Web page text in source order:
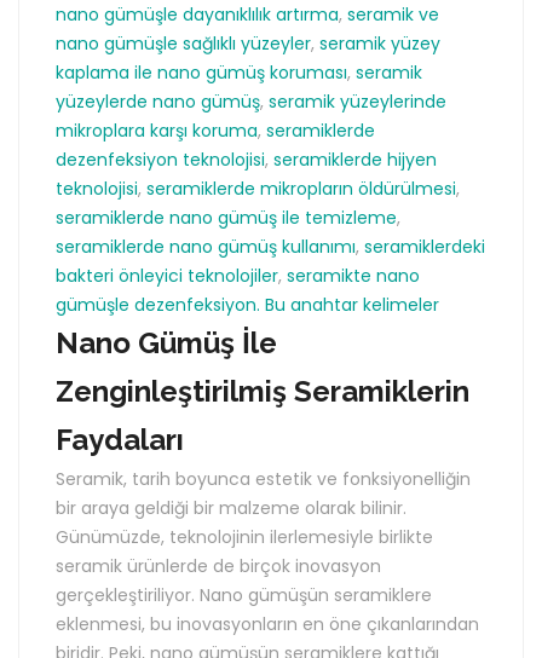
nano gümüşle dayanıklılık artırma, seramik ve
nano gümüşle sağlıklı yüzeyler, seramik yüzey
kaplama ile nano gümüş koruması, seramik
yüzeylerde nano gümüş, seramik yüzeylerinde
mikroplara karşı koruma, seramiklerde
dezenfeksiyon teknolojisi, seramiklerde hijyen
teknolojisi, seramiklerde mikropların öldürülmesi,
seramiklerde nano gümüş ile temizleme,
seramiklerde nano gümüş kullanımı, seramiklerdeki
bakteri önleyici teknolojiler, seramikte nano
gümüşle dezenfeksiyon. Bu anahtar kelimeler
Nano Gümüş İle
Zenginleştirilmiş Seramiklerin
Faydaları
Seramik, tarih boyunca estetik ve fonksiyonelliğin
bir araya geldiği bir malzeme olarak bilinir.
Günümüzde, teknolojinin ilerlemesiyle birlikte
seramik ürünlerde de birçok inovasyon
gerçekleştiriliyor. Nano gümüşün seramiklere
eklenmesi, bu inovasyonların en öne çıkanlarından
biridir. Peki, nano gümüşün seramiklere kattığı